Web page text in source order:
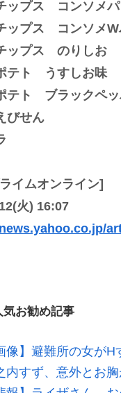
ップス コンソメ
ップス コンソメW
ップス のりしお
テト うすしお味
テト ブラックペ
びせん
イムオンライン]
火) 16:07
気お勧め記事
像】避難所の女が
内すず、意外とお